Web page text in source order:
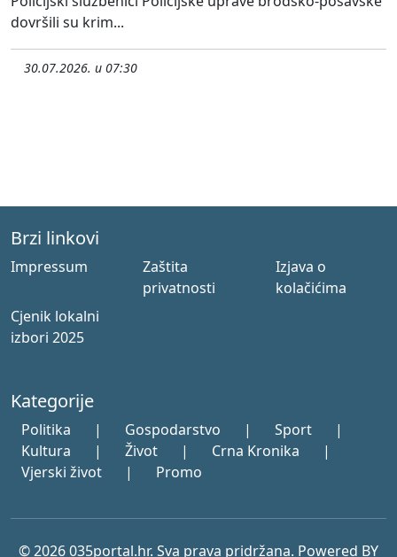
dovršili su krim...
30.07.2026. u 07:30
Brzi linkovi
Impressum
Zaštita
privatnosti
Izjava o
kolačićima
Cjenik lokalni
izbori 2025
Kategorije
Politika | Gospodarstvo | Sport
|
Kultura
| Život | Crna Kronika
|
Vjerski život
| Promo
© 2026 035portal.hr. Sva prava pridržana. Powered BY